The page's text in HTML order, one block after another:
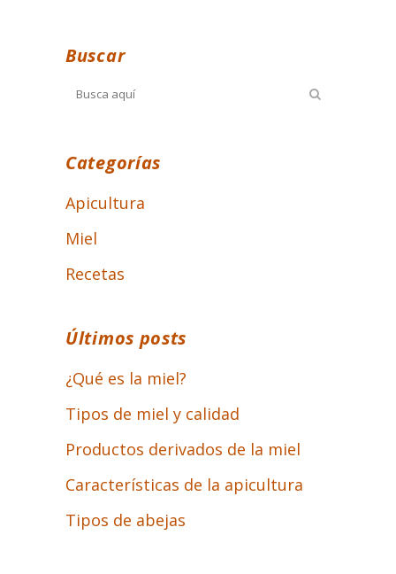
Buscar
Categorías
Apicultura
Miel
Recetas
Últimos posts
¿Qué es la miel?
Tipos de miel y calidad
Productos derivados de la miel
Características de la apicultura
Tipos de abejas